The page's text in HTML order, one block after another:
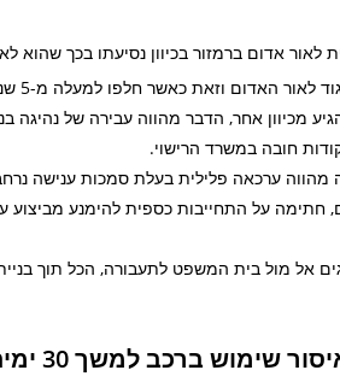
לאור אדום ברמזור בכיוון נסיעתו בכך שהוא
מכיוון אחר, הדבר מהווה עבירה של נהיגה
ערכאה פלילית בעלת סמכות ענישה
חתימה על התחייבות כספית להימנע
אל מול בית המשפט לתעבורה, הכל תוך
שימוש ברכב למשך 30 ימים